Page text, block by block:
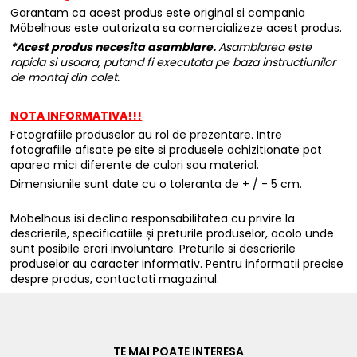
Garantam ca acest produs este original si compania
Möbelhaus este autorizata sa comercializeze acest produs.
*Acest produs necesita asamblare.Asamblarea este
rapida si usoara, putand fi executata pe baza instructiunilor
de montaj din colet.
NOTA INFORMATIVA!!!
Fotografiile produselor au rol de prezentare. Intre
fotografiile afisate pe site si produsele achizitionate pot
aparea mici diferente de culori sau material.
Dimensiunile sunt date cu o toleranta de + / - 5 cm.
Mobelhaus isi declina responsabilitatea cu privire la
descrierile, specificatiile și preturile produselor, acolo unde
sunt posibile erori involuntare. Preturile si descrierile
produselor au caracter informativ. Pentru informatii precise
despre produs, contactati magazinul.
TE MAI POATE INTERESA